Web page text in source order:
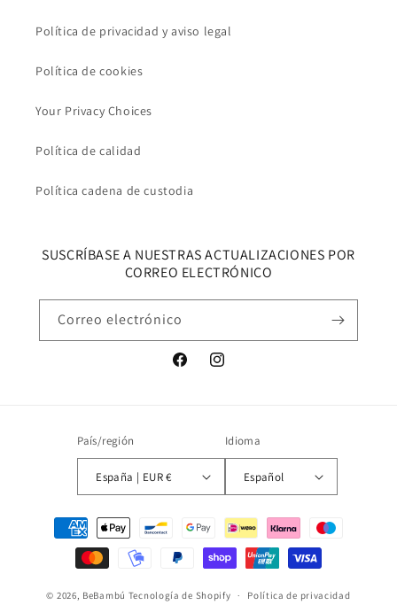
Política de privacidad y aviso legal
Política de cookies
Your Privacy Choices
Política de calidad
Política cadena de custodia
SUSCRÍBASE A NUESTRAS ACTUALIZACIONES POR
CORREO ELECTRÓNICO
Correo electrónico
FacebookInstagram
País/región
España | EUR €
Idioma
Español
Formas
© 2026, BeBambú Tecnología de Shopify Política de privacidad